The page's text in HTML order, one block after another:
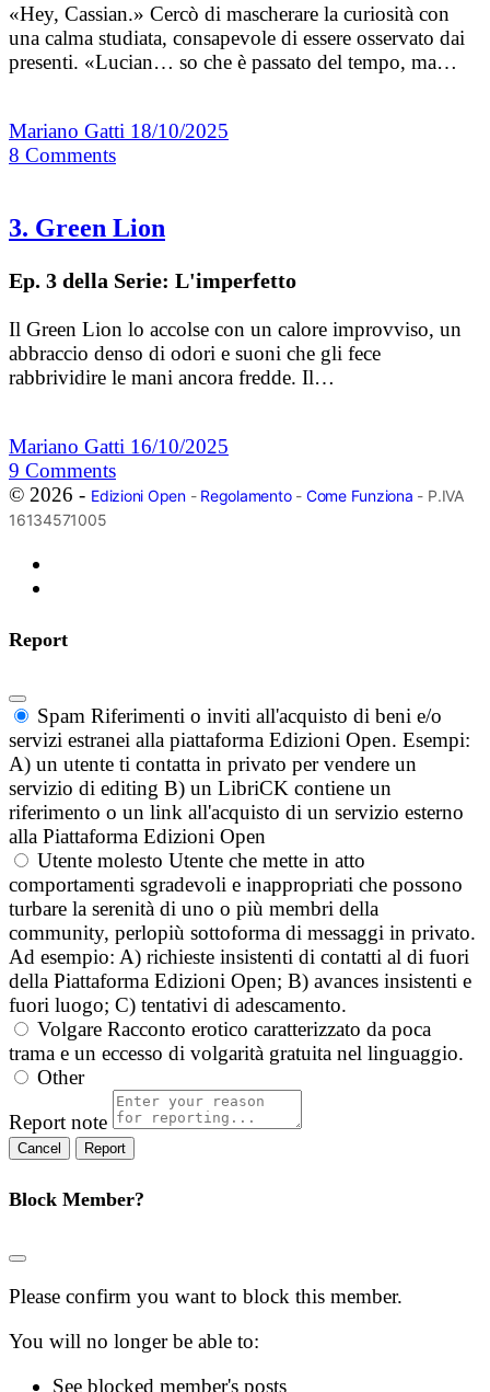
«Hey, Cassian.» Cercò di mascherare la curiosità con
una calma studiata, consapevole di essere osservato dai
presenti. «Lucian… so che è passato del tempo, ma…
Mariano Gatti 18/10/2025
8 Comments
3. Green Lion
Ep. 3 della Serie: L'imperfetto
Il Green Lion lo accolse con un calore improvviso, un
abbraccio denso di odori e suoni che gli fece
rabbrividire le mani ancora fredde. Il…
Mariano Gatti 16/10/2025
9 Comments
© 2026 - Edizioni Open- Regolamento- Come Funziona - P.IVA
16134571005
Report
Spam Riferimenti o inviti all'acquisto di beni e/o
servizi estranei alla piattaforma Edizioni Open. Esempi:
A) un utente ti contatta in privato per vendere un
servizio di editing B) un LibriCK contiene un
riferimento o un link all'acquisto di un servizio esterno
alla Piattaforma Edizioni Open
Utente molesto Utente che mette in atto
comportamenti sgradevoli e inappropriati che possono
turbare la serenità di uno o più membri della
community, perlopiù sottoforma di messaggi in privato.
Ad esempio: A) richieste insistenti di contatti al di fuori
della Piattaforma Edizioni Open; B) avances insistenti e
fuori luogo; C) tentativi di adescamento.
Volgare Racconto erotico caratterizzato da poca
trama e un eccesso di volgarità gratuita nel linguaggio.
Other
Report note
Report
Block Member?
Please confirm you want to block this member.
You will no longer be able to:
See blocked member's posts